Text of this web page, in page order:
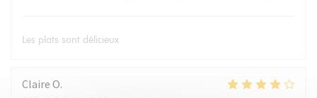
Les plats sont délicieux
Claire O